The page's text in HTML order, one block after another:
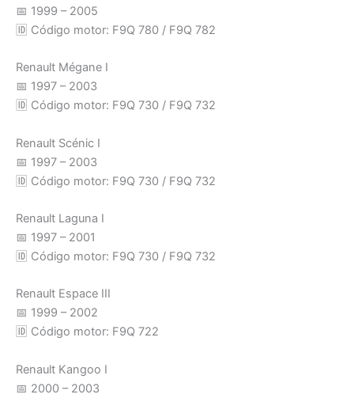
📅 1999 – 2005
🆔 Código motor: F9Q 780 / F9Q 782
Renault Mégane I
📅 1997 – 2003
🆔 Código motor: F9Q 730 / F9Q 732
Renault Scénic I
📅 1997 – 2003
🆔 Código motor: F9Q 730 / F9Q 732
Renault Laguna I
📅 1997 – 2001
🆔 Código motor: F9Q 730 / F9Q 732
Renault Espace III
📅 1999 – 2002
🆔 Código motor: F9Q 722
Renault Kangoo I
📅 2000 – 2003